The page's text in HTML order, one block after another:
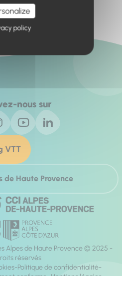
nous sur
VTT
de Haute Provence
Alpes de Haute Provence © 2025 -
réservés
Politique de confidentialité
conforme Mentions légales
policy